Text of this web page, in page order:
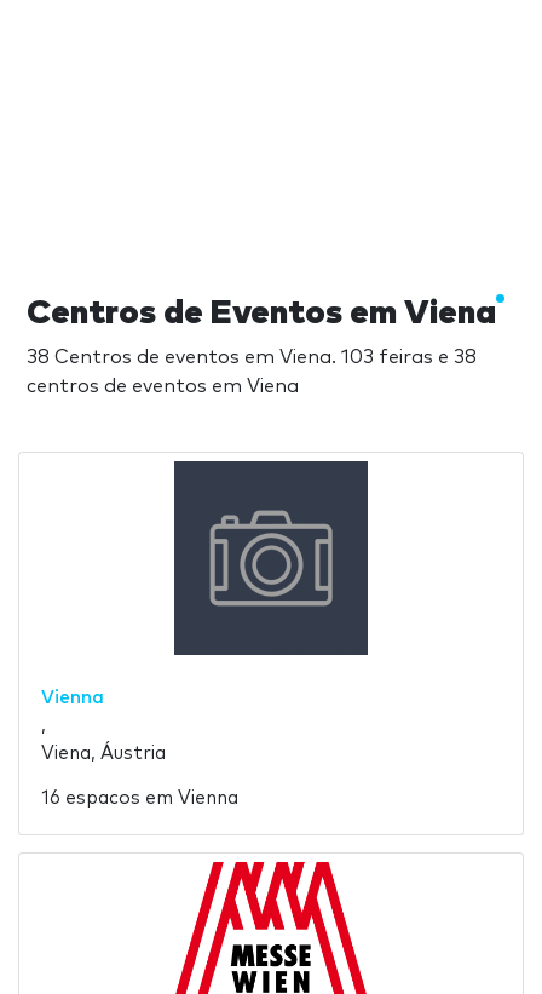
Centros de Eventos em Viena
38 Centros de eventos em Viena. 103 feiras e 38
centros de eventos em Viena
Vienna
,
Viena, Áustria
16 espacos em Vienna